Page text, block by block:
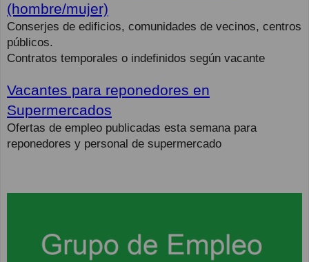
(hombre/mujer)
Conserjes de edificios, comunidades de vecinos, centros
públicos.
Contratos temporales o indefinidos según vacante
Vacantes para reponedores en
Supermercados
Ofertas de empleo publicadas esta semana para
reponedores y personal de supermercado